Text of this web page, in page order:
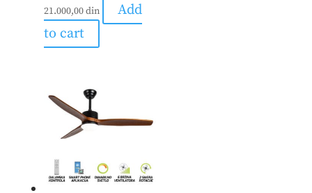
21.000,00din
Add
to cart